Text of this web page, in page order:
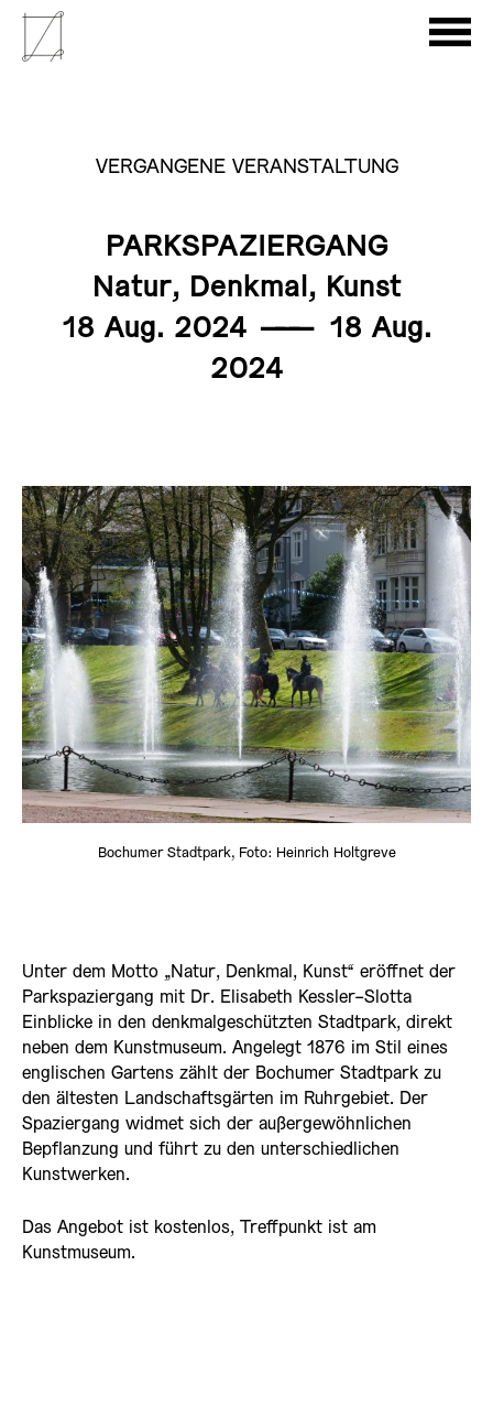
VERGANGENE VERANSTALTUNG
PARKSPAZIERGANG
Natur, Denkmal, Kunst
18 Aug. 2024 ———
18 Aug.
2024
Bochumer Stadtpark, Foto: Heinrich Holtgreve
Unter dem Motto „Natur, Denkmal, Kunst“ eröffnet der
Parkspaziergang mit Dr. Elisabeth Kessler-Slotta
Einblicke in den denkmalgeschützten Stadtpark, direkt
neben dem Kunstmuseum. Angelegt 1876 im Stil eines
englischen Gartens zählt der Bochumer Stadtpark zu
den ältesten Landschaftsgärten im Ruhrgebiet. Der
Spaziergang widmet sich der außergewöhnlichen
Bepflanzung und führt zu den unterschiedlichen
Kunstwerken.
Das Angebot ist kostenlos, Treffpunkt ist am
Kunstmuseum.